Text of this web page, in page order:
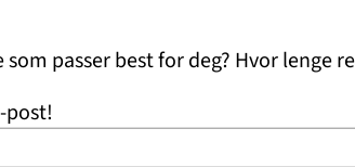
passer best for deg? Hvor lenge
post!